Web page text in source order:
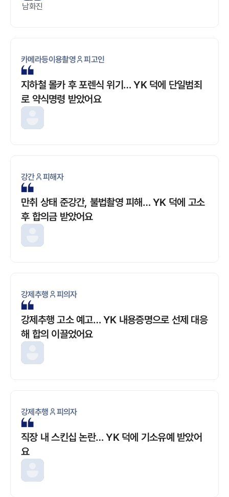
남화진
카메라등이용촬영 피고인
지하철 몰카 후 포렌식 위기… YK 덕에 단일범죄
로 약식명령 받았어요
강간 피해자
만취 상태 준강간, 불법촬영 피해… YK 덕에 고소
후 합의금 받았어요
강제추행 피의자
강제추행 고소 예고… YK 내용증명으로 선제 대응
해 합의 이끌었어요
강제추행 피의자
직장 내 스킨십 논란… YK 덕에 기소유예 받았어
요